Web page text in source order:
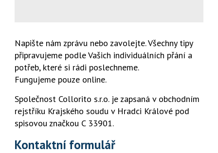
Napište nám zprávu nebo zavolejte. Všechny tipy
připravujeme podle Vašich individuálních přání a
potřeb, které si rádi poslechneme.
Fungujeme pouze online.
Společnost Collorito s.r.o. je zapsaná v obchodním
rejstříku Krajského soudu v Hradci Králové pod
spisovou značkou C 33901.
Kontaktní formulář